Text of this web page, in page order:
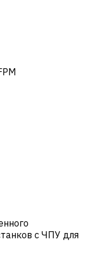
с ЧПУ для